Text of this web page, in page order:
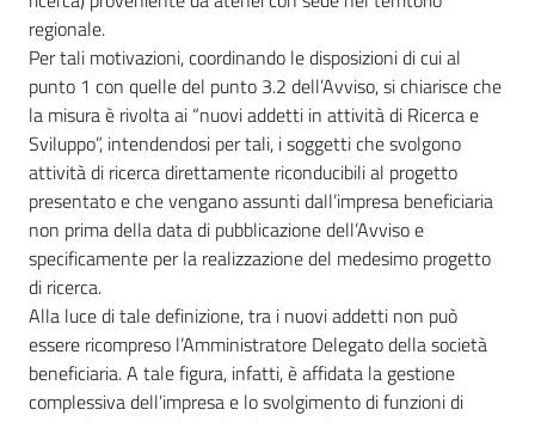
regionale.
Per tali motivazioni, coordinando le disposizioni di cui al
punto 1 con quelle del punto 3.2 dell’Avviso, si chiarisce che
la misura è rivolta ai “nuovi addetti in attività di Ricerca e
Sviluppo”, intendendosi per tali, i soggetti che svolgono
attività di ricerca direttamente riconducibili al progetto
presentato e che vengano assunti dall’impresa beneficiaria
non prima della data di pubblicazione dell’Avviso e
specificamente per la realizzazione del medesimo progetto
di ricerca.
Alla luce di tale definizione, tra i nuovi addetti non può
essere ricompreso l’Amministratore Delegato della società
beneficiaria. A tale figura, infatti, è affidata la gestione
complessiva dell’impresa e lo svolgimento di funzioni di